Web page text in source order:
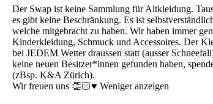
Der Swap ist keine Sammlung für Altkleidung.
es gibt keine Beschränkung. Es ist
welche mitgebracht zu haben. Wir haben immer
Kinderkleidung, Schmuck und Accessoires. Der
bei JEDEM Wetter draussen statt (ausser
keine neuen Besitzer*innen gefunden haben,
(zBsp. K&A Zürich).
Wir freuen uns 👏🏻♥️ Weniger anzeigen